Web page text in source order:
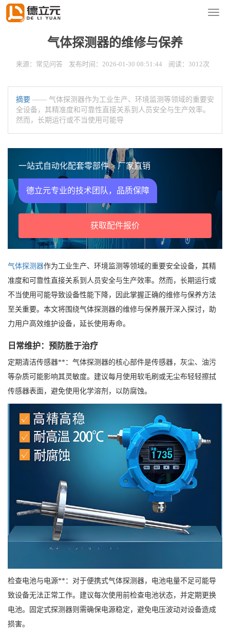
导
您的位置：首页
气体探测器的维修与保养
来源：常见问答 发布时间：2026-01-30 08:51:44 阅读：3012次
摘要 —— 气体探测器作为工业生产、环境监测等领域的重要安
全设备，其精准度和可靠性直接关系到人员安全与生产效率。
然而，长期运行或不当使用可能导
一站式自动化配套零部件 > 厂家直销
德立元专业的技术团队，品质保障
获取配件报价
气体探测器作为工业生产、环境监测等领域的重要安全设备，其精
准度和可靠性直接关系到人员安全与生产效率。然而，长期运行或
不当使用可能导致设备性能下降，因此掌握正确的维修与保养方法
至关重要。本文将围绕气体探测器的维修与保养展开深入探讨，助
力用户高效维护设备，延长使用寿命。
日常维护：预防胜于治疗
定期清洁传感器**：气体探测器的核心部件是传感器，灰尘、油污
等杂质可能影响其灵敏度。建议每月使用软毛刷或无尘布轻轻擦拭
传感器表面，避免使用化学溶剂，以防腐蚀。
检查电池与电源**：对于便携式气体探测器，电池电量不足可能导
致设备无法正常工作。建议每次使用前检查电池状态，并定期更换
电池。固定式探测器则需确保电源稳定，避免电压波动对设备造成
损害。